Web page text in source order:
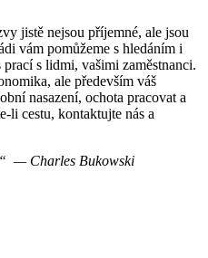
jistě nejsou příjemné, ale jsou
vám pomůžeme s hledáním i
s lidmi, vašimi zaměstnanci.
ale především váš
nasazení, ochota pracovat a
li cestu, kontaktujte nás a
— Charles Bukowski